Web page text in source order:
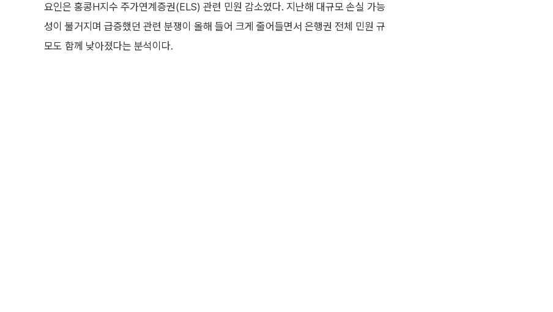
요인은 홍콩H지수 주가연계증권(ELS) 관련 민원 감소였다. 지난해 대규모 손실 가능
성이 불거지며 급증했던 관련 분쟁이 올해 들어 크게 줄어들면서 은행권 전체 민원 규
모도 함께 낮아졌다는 분석이다.